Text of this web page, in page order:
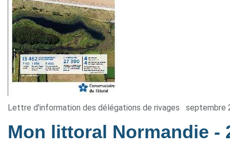
Lettre d'information des délégations de rivages septembre
Mon littoral Normandie -